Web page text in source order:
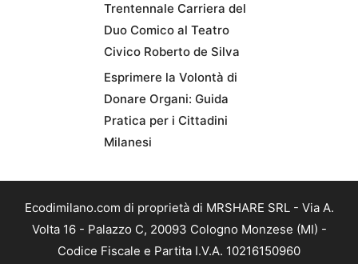
Trentennale Carriera del
Duo Comico al Teatro
Civico Roberto de Silva
Esprimere la Volontà di
Donare Organi: Guida
Pratica per i Cittadini
Milanesi
Ecodimilano.com di proprietà di MRSHARE SRL - Via A.
Volta 16 - Palazzo C, 20093 Cologno Monzese (MI) -
Codice Fiscale e Partita I.V.A. 10216150960